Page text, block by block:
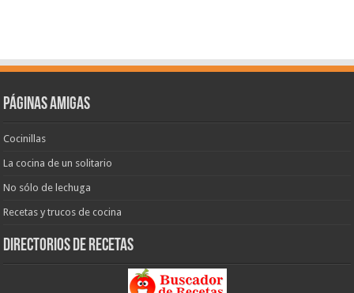
Páginas amigas
Cocinillas
La cocina de un solitario
No sólo de lechuga
Recetas y trucos de cocina
Directorios de recetas